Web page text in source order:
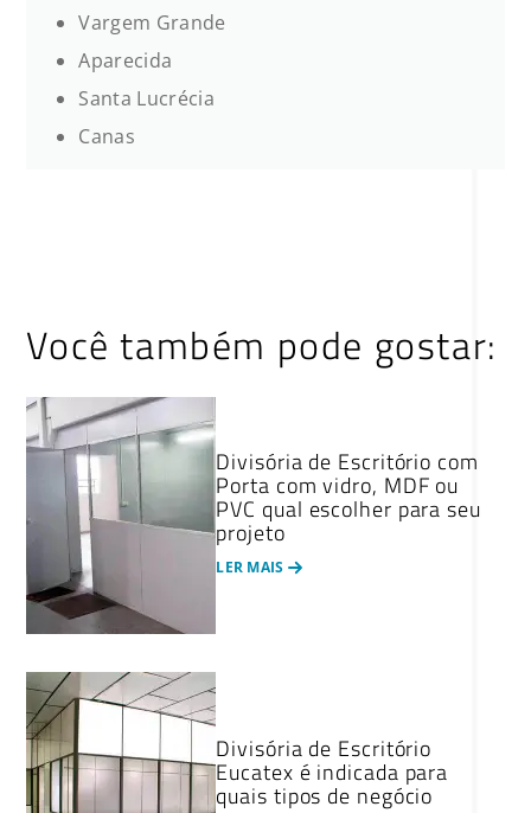
Vargem Grande
Aparecida
Santa Lucrécia
Canas
Você também pode gostar:
Divisória de Escritório com
Porta com vidro, MDF ou
PVC qual escolher para seu
projeto
LER MAIS
Divisória de Escritório
Eucatex é indicada para
quais tipos de negócio